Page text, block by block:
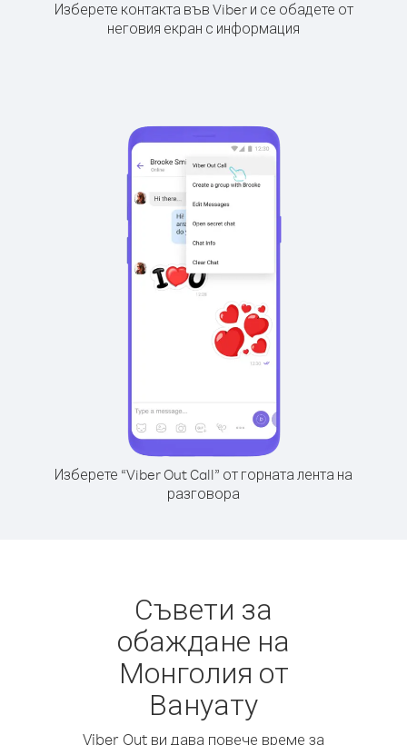
Изберете контакта във Viber и се обадете от
неговия екран с информация
Изберете “Viber Out Call” от горната лента на
разговора
Съвети за
обаждане на
Монголия от
Вануату
Viber Out ви дава повече време за